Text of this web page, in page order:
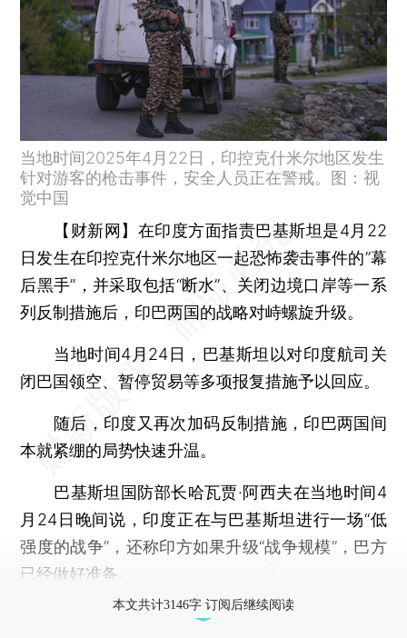
当地时间2025年4月22日，印控克什米尔地区发生
针对游客的枪击事件，安全人员正在警戒。图：视
觉中国
【财新网】 在印度方面指责巴基斯坦是4月22
日发生在印控克什米尔地区一起恐怖袭击事件的”幕
后黑手”，并采取包括“断水”、关闭边境口岸等一系
列反制措施后，印巴两国的战略对峙螺旋升级。
当地时间4月24日，巴基斯坦以对印度航司关
闭巴国领空、暂停贸易等多项报复措施予以回应。
随后，印度又再次加码反制措施，印巴两国间
本就紧绷的局势快速升温。
巴基斯坦国防部长哈瓦贾·阿西夫在当地时间4
月24日晚间说，印度正在与巴基斯坦进行一场“低
强度的战争”，还称印方如果升级“战争规模”，巴方
已经做好准备。
本文共计3146字 订阅后继续阅读